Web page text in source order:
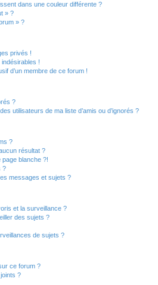
dans une couleur différente ?
» ?
» ?
privés !
!
d’un membre de ce forum !
?
utilisateurs de ma liste d’amis ou d’ignorés ?
?
résultat ?
blanche ?!
?
messages et sujets ?
et la surveillance ?
des sujets ?
de sujets ?
ce forum ?
?